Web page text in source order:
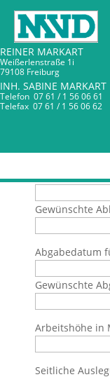
REINER MARKART
Weißerlenstraße 1i
79108 Freiburg
INH. SABINE MARKART
Telefon 07 61 / 1 56 06 61
Telefax 07 61 / 1 56 06 62
Anfrage-
Bitte erfassen
Anmietedatum
Gewünschte
Abgabedatum
Gewünschte
Arbeitshöhe in
Seitliche